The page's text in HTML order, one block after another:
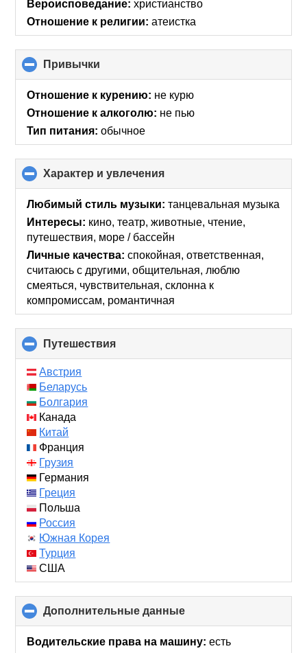
contents
Вероисповедание: христианство
Отношение к религии: атеистка
Привычки
to
collapse
Отношение к курению: не курю
Отношение к алкоголю: не пью
Тип питания: обычное
Характер и увлечения
to
collapse
Любимый стиль музыки: танцевальная музыка
Интересы: кино, театр, животные, чтение,
путешествия, море / бассейн
Личные качества: спокойная, ответственная,
считаюсь с другими, общительная, люблю
смеяться, чувствительная, склонна к
компромиссам, романтичная
Путешествия
to
Австрия
Беларусь
Болгария
Канада
Китай
Франция
Грузия
Германия
Греция
Польша
Россия
Южная Корея
Турция
США
Дополнительные данные
to
collapse
Водительские права на машину: есть